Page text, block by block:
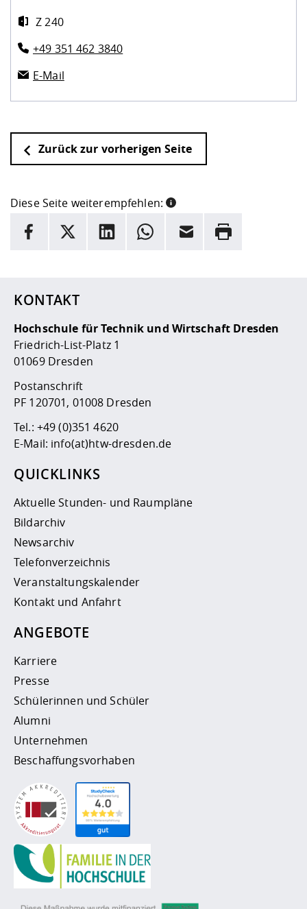
Z 240
+49 351 462 3840
E-Mail
Zurück zur vorherigen Seite
Diese Seite weiterempfehlen:
INFORMATION
Hier stehen weitere Informationen und ein Link zur
Facebook
X LinkedInWhatsappE-Mail Drucken
KONTAKT
Hochschule für Technik und Wirtschaft Dresden
Friedrich-List-Platz 1
01069 Dresden
Postanschrift
PF 120701, 01008 Dresden
Tel.: +49 (0)351 4620
E-Mail: info(at)htw-dresden.de
QUICKLINKS
Aktuelle Stunden- und Raumpläne
Bildarchiv
Newsarchiv
Telefonverzeichnis
Veranstaltungskalender
Kontakt und Anfahrt
ANGEBOTE
Karriere
Presse
Schülerinnen und Schüler
Alumni
Unternehmen
Beschaffungsvorhaben